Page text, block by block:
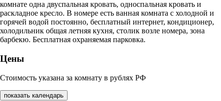
комнате одна двуспальная кровать, односпальная кровать и
раскладное кресло. В номере есть ванная комната с холодной и
горячей водой постоянно, бесплатный интернет, кондиционер,
холодильник общая летняя кухня, столик возле номера, зона
барбекю. Бесплатная охраняемая парковка.
Цены
Стоимость указана за комнату в рублях РФ
показать календарь